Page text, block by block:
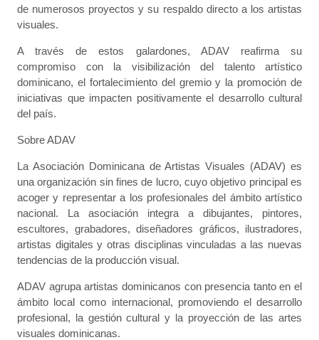
de numerosos proyectos y su respaldo directo a los artistas
visuales.
A través de estos galardones, ADAV reafirma su
compromiso con la visibilización del talento artístico
dominicano, el fortalecimiento del gremio y la promoción de
iniciativas que impacten positivamente el desarrollo cultural
del país.
Sobre ADAV
La Asociación Dominicana de Artistas Visuales (ADAV) es
una organización sin fines de lucro, cuyo objetivo principal es
acoger y representar a los profesionales del ámbito artístico
nacional. La asociación integra a dibujantes, pintores,
escultores, grabadores, diseñadores gráficos, ilustradores,
artistas digitales y otras disciplinas vinculadas a las nuevas
tendencias de la producción visual.
ADAV agrupa artistas dominicanos con presencia tanto en el
ámbito local como internacional, promoviendo el desarrollo
profesional, la gestión cultural y la proyección de las artes
visuales dominicanas.